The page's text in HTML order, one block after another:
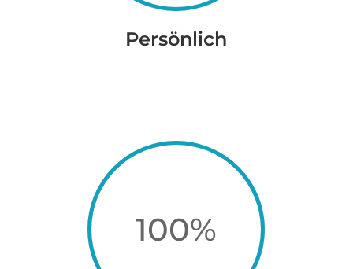
Persönlich
100%